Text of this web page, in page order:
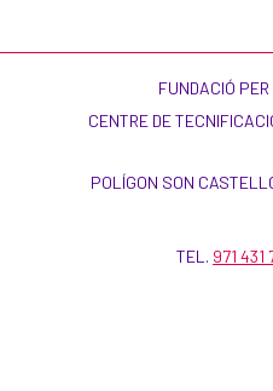
FUNDACIÓ
CENTRE DE
POLÍGON SON
TEL. 971 431